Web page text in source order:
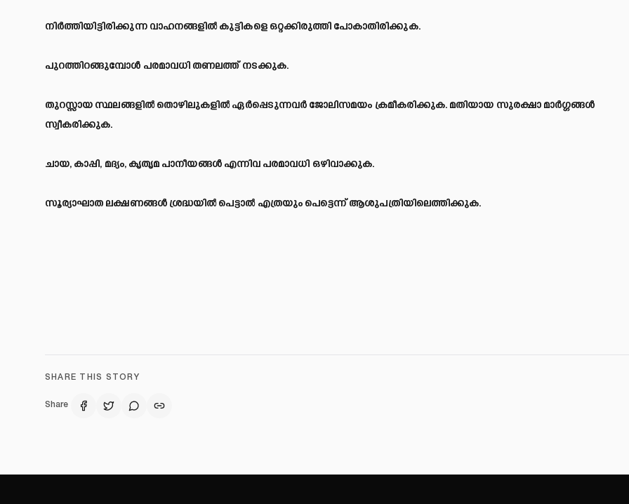
നിര്ത്തിയിട്ടിരിക്കുന്ന വാഹനങ്ങളില്കുട്ടികളെ ഒറ്റക്കിരുത്തി പോകാതിരിക്കുക.
പുറത്തിറങ്ങുമ്പോള് പരമാവധി തണലത്ത് നടക്കുക.
തുറസ്സായ സ്ഥലങ്ങളില്തൊഴിലുകളില്ഏര്പ്പെടുന്നവര് ജോലിസമയം ക്രമീകരിക്കുക. മതിയായ സുരക്ഷാ മാര്ഗ്ഗങ്ങള്
സ്വീകരിക്കുക.
ചായ, കാപ്പി, മദ്യം, കൃതൃമ പാനീയങ്ങള്എന്നിവ പരമാവധി ഒഴിവാക്കുക.
സൂര്യാഘാത ലക്ഷണങ്ങള്ശ്രദ്ധയില്പെട്ടാല്എത്രയും പെട്ടെന്ന് ആശുപത്രിയിലെത്തിക്കുക.
SHARE THIS STORY
Share